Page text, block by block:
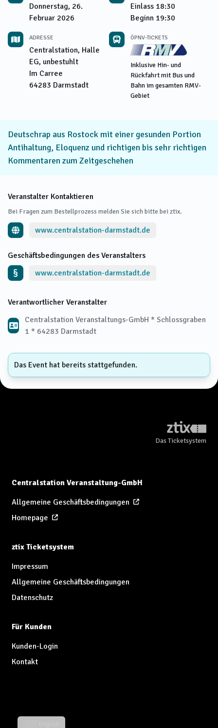
Donnerstag, 26.
Februar 2026
Einlass 18:30
Beginn 19:30
ADRESSE
Centralstation, Halle
EG, unbestuhlt
Im Carree
64283 Darmstadt
ÖPNV-TICKETS
Inklusive Hin- und
Rückfahrt mit Bus und
Bahn im gesamten RMV-
Gebiet
Deutschrap aus Rostock mit einer gesunden Portion
Antihaltung, Eloquenz und richtigen bis sehr richtigen
Kommentaren zum Zeitgeschehen
Veranstalter Kontaktieren
Bei Fragen zum Bestellprozess melden Sie sich bitte bei ztix.
www.centralstation-darmstadt.de
Geschäftsbedingungen des Veranstalters
www.centralstation-darmstadt.de
Verantwortlicher Veranstalter
Centralstation Veranstaltungs-GmbH * Schlossgraben
1 * 64283 Darmstadt
Das Event hat bereits stattgefunden.
Das Ticketsystem
Centralstation Veranstaltung-GmbH
Allgemeine Geschäftsbedingungen
Homepage
ztix Ticketsystem
Impressum
Allgemeine Geschäftsbedingungen
Datenschutz
Für Kunden
Kunden-Login
Kontakt